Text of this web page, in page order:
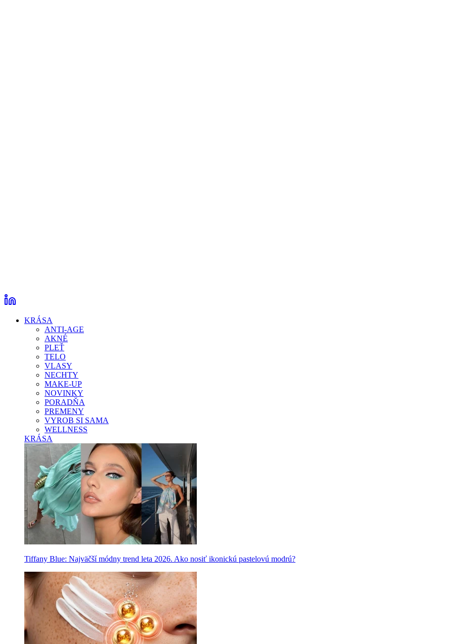
KRÁSA
ANTI-AGE
AKNÉ
PLEŤ
TELO
VLASY
NECHTY
MAKE-UP
NOVINKY
PORADŇA
PREMENY
VYROB SI SAMA
WELLNESS
KRÁSA
Tiffany Blue: Najväčší módny trend leta 2026. Ako nosiť ikonickú pastelovú modrú?